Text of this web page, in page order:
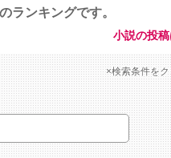
ランキングです。
小説の投
×検索条件を